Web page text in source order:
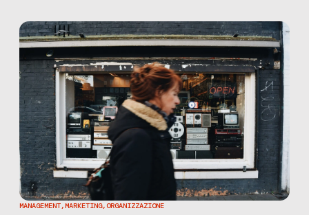
con l’avere esplicazione pratica e non l’essere, pena la sconfitta
del sistema e per […]
MANAGEMENT,MARKETING,ORGANIZZAZIONE